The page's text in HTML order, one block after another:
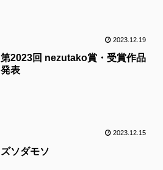
2023.12.19
第2023回 nezutako賞・受賞作品
発表
2023.12.15
ズソダモソ